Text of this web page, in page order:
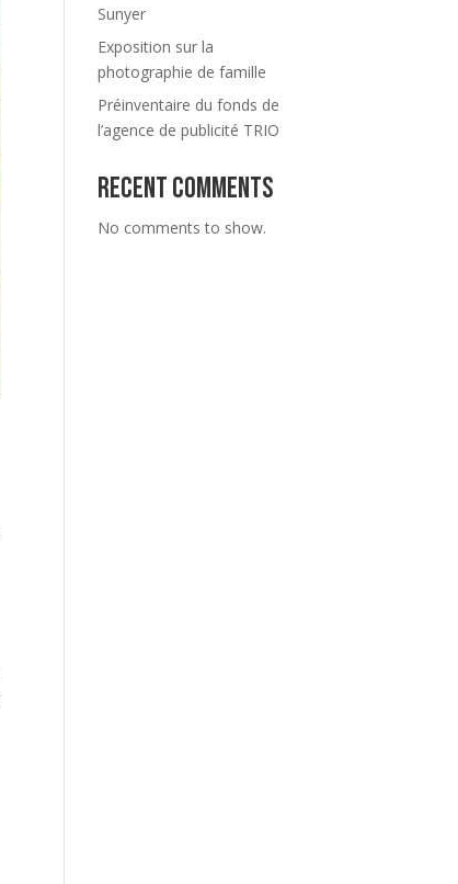
Sunyer
Exposition sur la
photographie de famille
Préinventaire du fonds de
l’agence de publicité TRIO
Recent Comments
No comments to show.